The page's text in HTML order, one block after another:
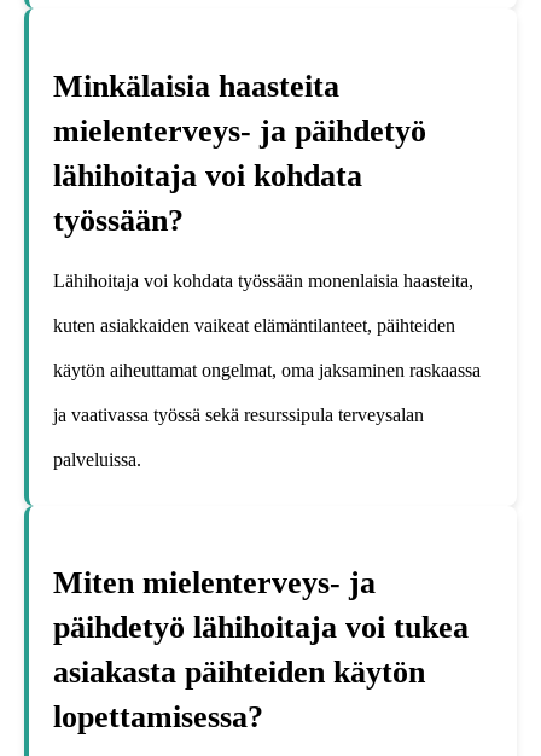
Minkälaisia haasteita
mielenterveys- ja päihdetyö
lähihoitaja voi kohdata
työssään?
Lähihoitaja voi kohdata työssään monenlaisia haasteita,
kuten asiakkaiden vaikeat elämäntilanteet, päihteiden
käytön aiheuttamat ongelmat, oma jaksaminen raskaassa
ja vaativassa työssä sekä resurssipula terveysalan
palveluissa.
Miten mielenterveys- ja
päihdetyö lähihoitaja voi tukea
asiakasta päihteiden käytön
lopettamisessa?